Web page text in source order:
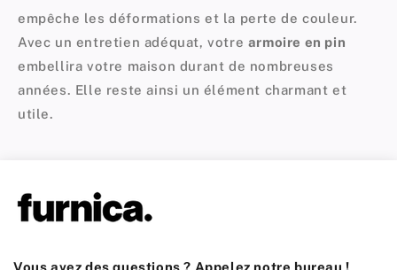
empêche les déformations et la perte de couleur.
Avec un entretien adéquat, votre armoire en pin
embellira votre maison durant de nombreuses
années. Elle reste ainsi un élément charmant et
utile.